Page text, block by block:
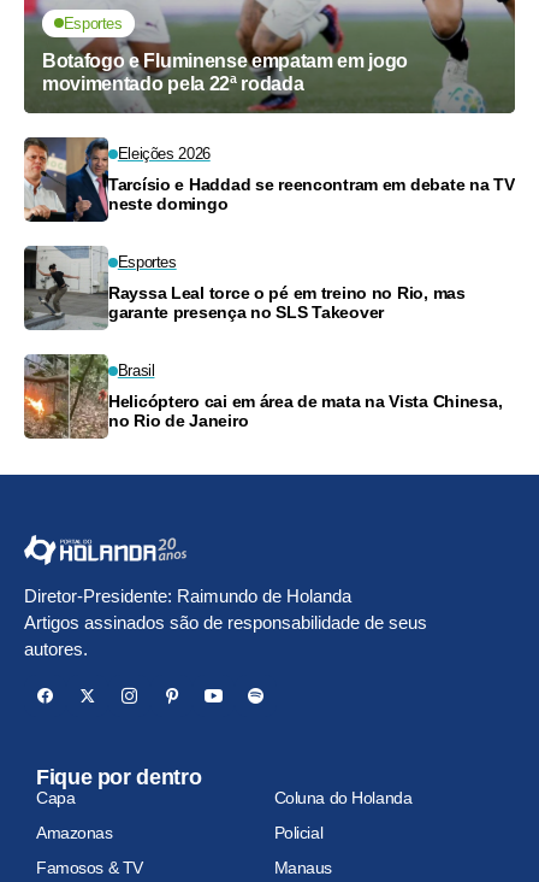
Esportes
Botafogo e Fluminense empatam em jogo
movimentado pela 22ª rodada
Eleições 2026
Tarcísio e Haddad se reencontram em debate na TV
neste domingo
Esportes
Rayssa Leal torce o pé em treino no Rio, mas
garante presença no SLS Takeover
Brasil
Helicóptero cai em área de mata na Vista Chinesa,
no Rio de Janeiro
Diretor-Presidente: Raimundo de Holanda
Artigos assinados são de responsabilidade de seus
autores.
Fique por dentro
Capa
Coluna do Holanda
Amazonas
Policial
Famosos & TV
Manaus